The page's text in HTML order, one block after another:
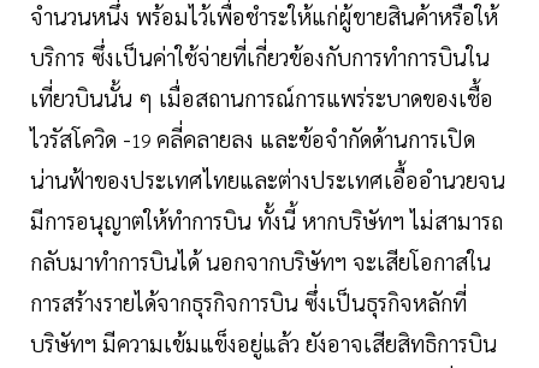
จำนวนหนึ่ง พร้อมไว้เพื่อชำระให้แก่ผู้ขายสินค้าหรือให้
บริการ ซึ่งเป็นค่าใช้จ่ายที่เกี่ยวข้องกับการทำการบินใน
เที่ยวบินนั้น ๆ เมื่อสถานการณ์การแพร่ระบาดของเชื้อ
ไวรัสโควิด -19 คลี่คลายลง และข้อจำกัดด้านการเปิด
น่านฟ้าของประเทศไทยและต่างประเทศเอื้ออำนวยจน
มีการอนุญาตให้ทำการบิน ทั้งนี้ หากบริษัทฯ ไม่สามารถ
กลับมาทำการบินได้ นอกจากบริษัทฯ จะเสียโอกาสใน
การสร้างรายได้จากธุรกิจการบิน ซึ่งเป็นธุรกิจหลักที่
บริษัทฯ มีความเข้มแข็งอยู่แล้ว ยังอาจเสียสิทธิการบิน